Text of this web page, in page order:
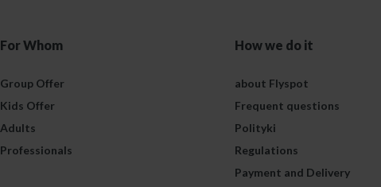
For Whom
Group Offer
Kids Offer
Adults
Professionals
How we do it
about Flyspot
Frequent questions
Polityki
Regulations
Payment and Delivery